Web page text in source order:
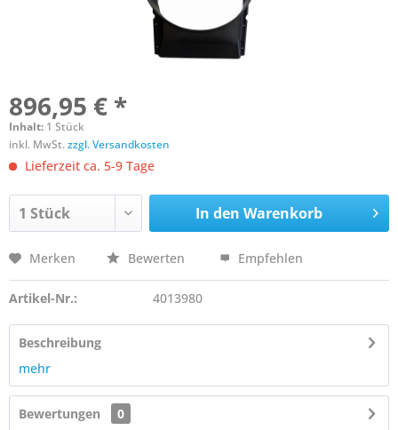
896,95 € *
Inhalt: 1 Stück
inkl. MwSt.zzgl. Versandkosten
Lieferzeit ca. 5-9 Tage
In den Warenkorb
Merken Bewerten Empfehlen
Artikel-Nr.: 4013980
Beschreibung
mehr
Bewertungen
0